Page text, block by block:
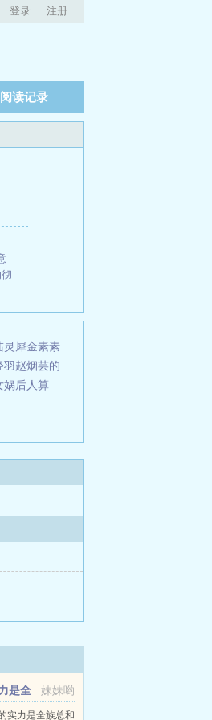
登录 注册
阅读记录
灵犀金素素
羽赵烟芸的
娲后人算
妹妹哟
是全
实力是全族总和